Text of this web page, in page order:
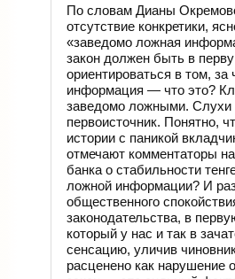
По словам Дианы
отсутствие конкретики,
«заведомо ложная
закон должен быть в
ориентироваться в том,
информация — что это?
заведомо ложными. Слухи
первоисточник. Понятно,
истории с паникой
отмечают комментаторы
банка о стабильности
ложной информации? И
общественного
законодательства, в
который у нас и так в
сенсацию, уличив
расценено как нарушение